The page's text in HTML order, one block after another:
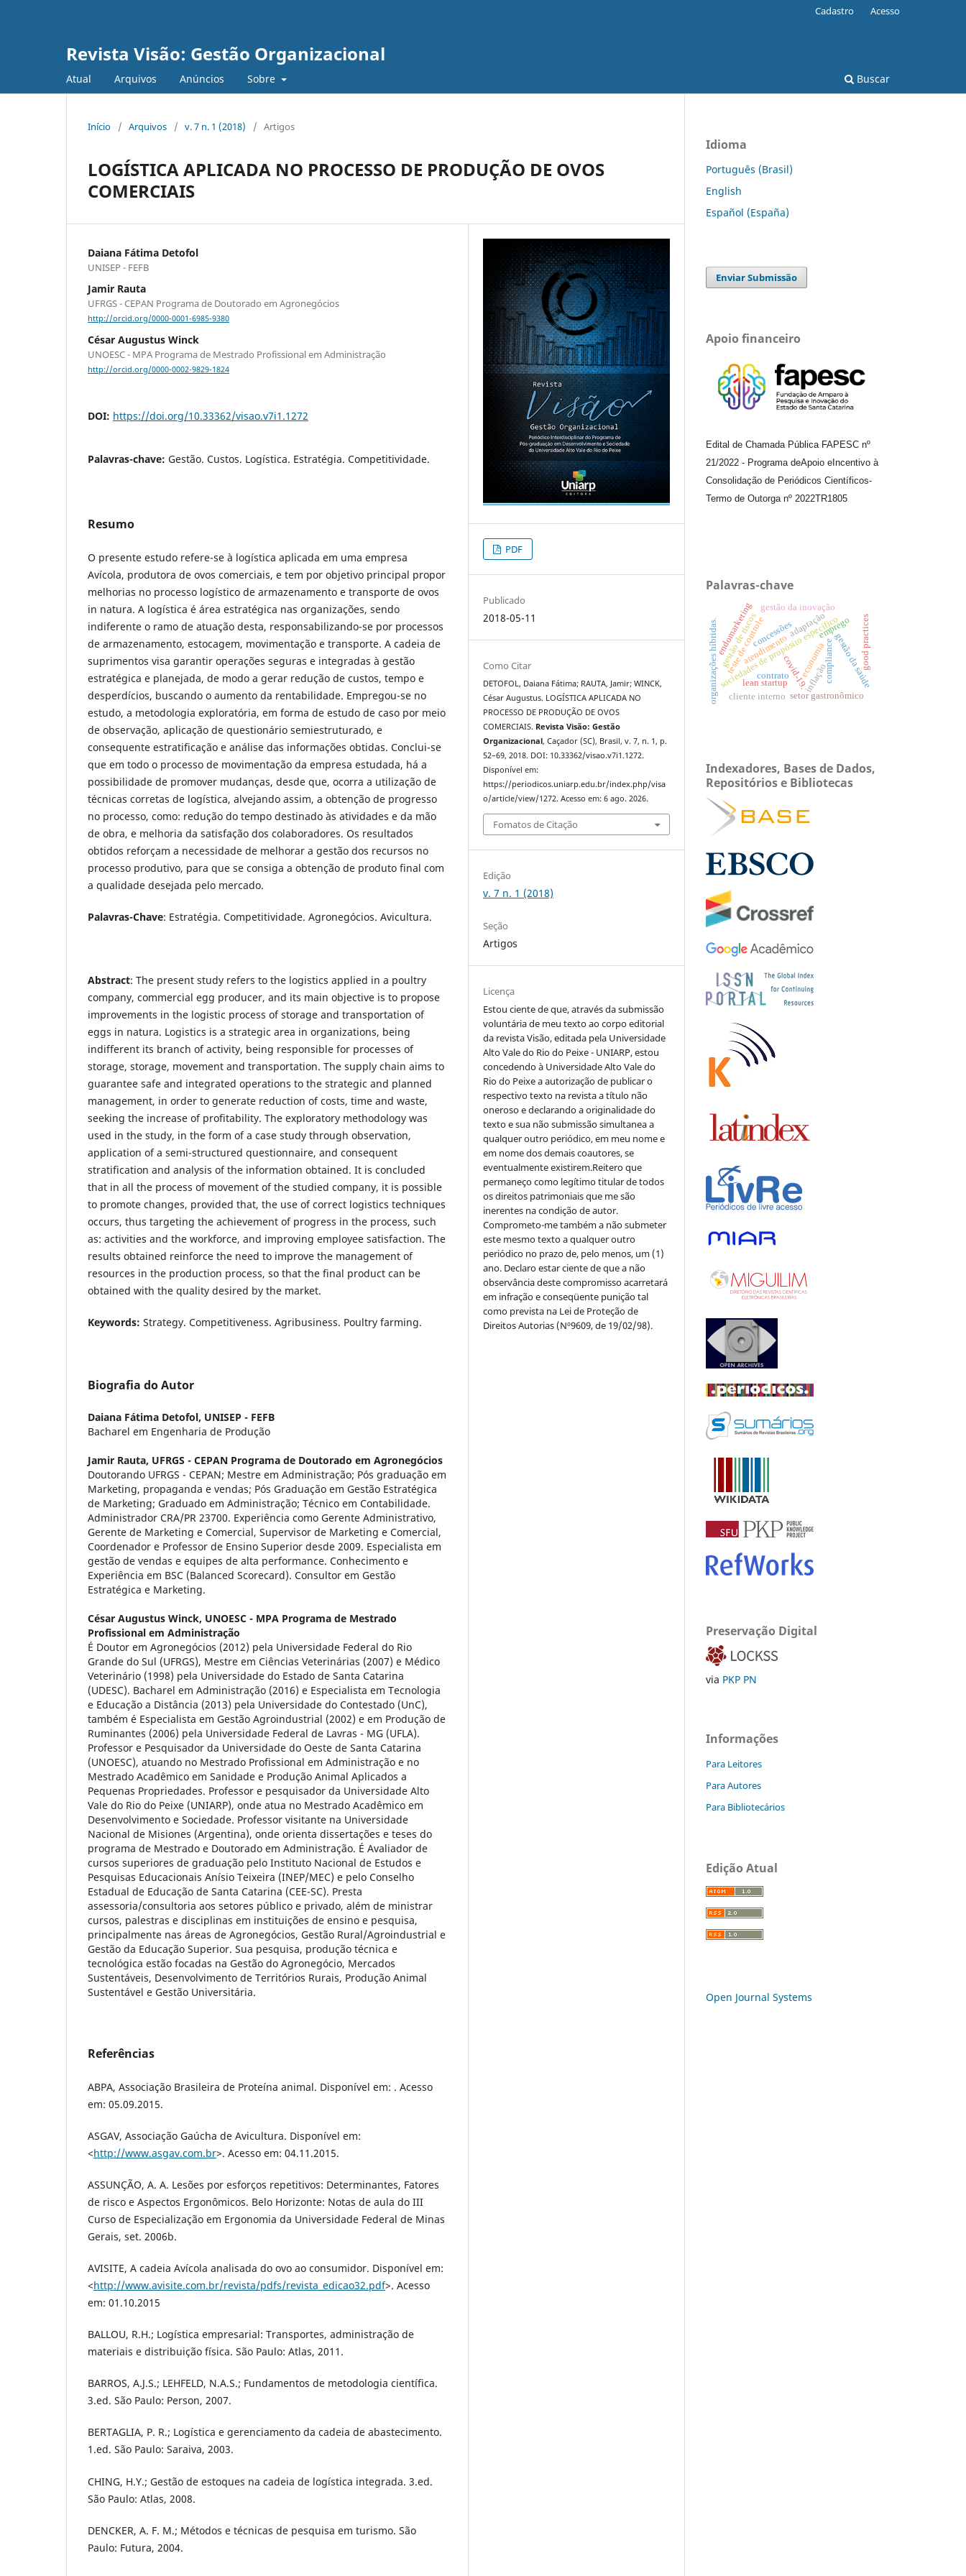
Revista Visão: Gestão Organizacional
Atual Arquivos Anúncios Sobre Buscar
Cadastro Acesso
Início / Arquivos / v. 7 n. 1 (2018) / Artigos
LOGÍSTICA APLICADA NO PROCESSO DE PRODUÇÃO DE OVOS
COMERCIAIS
Daiana Fátima Detofol
UNISEP - FEFB
Jamir Rauta
UFRGS - CEPAN Programa de Doutorado em Agronegócios
http://orcid.org/0000-0001-6985-9380
César Augustus Winck
UNOESC - MPA Programa de Mestrado Profissional em Administração
http://orcid.org/0000-0002-9829-1824
DOI: https://doi.org/10.33362/visao.v7i1.1272
Palavras-chave: Gestão. Custos. Logística. Estratégia. Competitividade.
Resumo
O presente estudo refere-se à logística aplicada em uma empresa
Avícola, produtora de ovos comerciais, e tem por objetivo principal propor
melhorias no processo logístico de armazenamento e transporte de ovos
in natura. A logística é área estratégica nas organizações, sendo
indiferente o ramo de atuação desta, responsabilizando-se por processos
de armazenamento, estocagem, movimentação e transporte. A cadeia de
suprimentos visa garantir operações seguras e integradas à gestão
estratégica e planejada, de modo a gerar redução de custos, tempo e
desperdícios, buscando o aumento da rentabilidade. Empregou-se no
estudo, a metodologia exploratória, em forma de estudo de caso por meio
de observação, aplicação de questionário semiestruturado, e
consequente estratificação e análise das informações obtidas. Conclui-se
que em todo o processo de movimentação da empresa estudada, há a
possibilidade de promover mudanças, desde que, ocorra a utilização de
técnicas corretas de logística, alvejando assim, a obtenção de progresso
no processo, como: redução do tempo destinado às atividades e da mão
de obra, e melhoria da satisfação dos colaboradores. Os resultados
obtidos reforçam a necessidade de melhorar a gestão dos recursos no
processo produtivo, para que se consiga a obtenção de produto final com
a qualidade desejada pelo mercado.
Palavras-Chave: Estratégia. Competitividade. Agronegócios. Avicultura.
Abstract: The present study refers to the logistics applied in a poultry
company, commercial egg producer, and its main objective is to propose
improvements in the logistic process of storage and transportation of
eggs in natura. Logistics is a strategic area in organizations, being
indifferent its branch of activity, being responsible for processes of
storage, storage, movement and transportation. The supply chain aims to
guarantee safe and integrated operations to the strategic and planned
management, in order to generate reduction of costs, time and waste,
seeking the increase of profitability. The exploratory methodology was
used in the study, in the form of a case study through observation,
application of a semi-structured questionnaire, and consequent
stratification and analysis of the information obtained. It is concluded
that in all the process of movement of the studied company, it is possible
to promote changes, provided that, the use of correct logistics techniques
occurs, thus targeting the achievement of progress in the process, such
as: activities and the workforce, and improving employee satisfaction. The
results obtained reinforce the need to improve the management of
resources in the production process, so that the final product can be
obtained with the quality desired by the market.
Keywords: Strategy. Competitiveness. Agribusiness. Poultry farming.
Biografia do Autor
Daiana Fátima Detofol, UNISEP - FEFB
Bacharel em Engenharia de Produção
Jamir Rauta, UFRGS - CEPAN Programa de Doutorado em Agronegócios
Doutorando UFRGS - CEPAN; Mestre em Administração; Pós graduação em
Marketing, propaganda e vendas; Pós Graduação em Gestão Estratégica
de Marketing; Graduado em Administração; Técnico em Contabilidade.
Administrador CRA/PR 23700. Experiência como Gerente Administrativo,
Gerente de Marketing e Comercial, Supervisor de Marketing e Comercial,
Coordenador e Professor de Ensino Superior desde 2009. Especialista em
gestão de vendas e equipes de alta performance. Conhecimento e
Experiência em BSC (Balanced Scorecard). Consultor em Gestão
Estratégica e Marketing.
César Augustus Winck, UNOESC - MPA Programa de Mestrado
Profissional em Administração
É Doutor em Agronegócios (2012) pela Universidade Federal do Rio
Grande do Sul (UFRGS), Mestre em Ciências Veterinárias (2007) e Médico
Veterinário (1998) pela Universidade do Estado de Santa Catarina
(UDESC). Bacharel em Administração (2016) e Especialista em Tecnologia
e Educação a Distância (2013) pela Universidade do Contestado (UnC),
também é Especialista em Gestão Agroindustrial (2002) e em Produção de
Ruminantes (2006) pela Universidade Federal de Lavras - MG (UFLA).
Professor e Pesquisador da Universidade do Oeste de Santa Catarina
(UNOESC), atuando no Mestrado Profissional em Administração e no
Mestrado Acadêmico em Sanidade e Produção Animal Aplicados a
Pequenas Propriedades. Professor e pesquisador da Universidade Alto
Vale do Rio do Peixe (UNIARP), onde atua no Mestrado Acadêmico em
Desenvolvimento e Sociedade. Professor visitante na Universidade
Nacional de Misiones (Argentina), onde orienta dissertações e teses do
programa de Mestrado e Doutorado em Administração. É Avaliador de
cursos superiores de graduação pelo Instituto Nacional de Estudos e
Pesquisas Educacionais Anísio Teixeira (INEP/MEC) e pelo Conselho
Estadual de Educação de Santa Catarina (CEE-SC). Presta
assessoria/consultoria aos setores público e privado, além de ministrar
cursos, palestras e disciplinas em instituições de ensino e pesquisa,
principalmente nas áreas de Agronegócios, Gestão Rural/Agroindustrial e
Gestão da Educação Superior. Sua pesquisa, produção técnica e
tecnológica estão focadas na Gestão do Agronegócio, Mercados
Sustentáveis, Desenvolvimento de Territórios Rurais, Produção Animal
Sustentável e Gestão Universitária.
Referências
ABPA, Associação Brasileira de Proteína animal. Disponível em: . Acesso
em: 05.09.2015.
ASGAV, Associação Gaúcha de Avicultura. Disponível em:
<http://www.asgav.com.br>. Acesso em: 04.11.2015.
ASSUNÇÃO, A. A. Lesões por esforços repetitivos: Determinantes, Fatores
de risco e Aspectos Ergonômicos. Belo Horizonte: Notas de aula do III
Curso de Especialização em Ergonomia da Universidade Federal de Minas
Gerais, set. 2006b.
AVISITE, A cadeia Avícola analisada do ovo ao consumidor. Disponível em:
<http://www.avisite.com.br/revista/pdfs/revista_edicao32.pdf>. Acesso
em: 01.10.2015
BALLOU, R.H.; Logística empresarial: Transportes, administração de
materiais e distribuição física. São Paulo: Atlas, 2011.
BARROS, A.J.S.; LEHFELD, N.A.S.; Fundamentos de metodologia científica.
3.ed. São Paulo: Person, 2007.
BERTAGLIA, P. R.; Logística e gerenciamento da cadeia de abastecimento.
1.ed. São Paulo: Saraiva, 2003.
CHING, H.Y.; Gestão de estoques na cadeia de logística integrada. 3.ed.
São Paulo: Atlas, 2008.
DENCKER, A. F. M.; Métodos e técnicas de pesquisa em turismo. São
Paulo: Futura, 2004.
PDF
Publicado
2018-05-11
Como Citar
DETOFOL, Daiana Fátima; RAUTA, Jamir; WINCK,
César Augustus. LOGÍSTICA APLICADA NO
PROCESSO DE PRODUÇÃO DE OVOS
COMERCIAIS. Revista Visão: Gestão
Organizacional, Caçador (SC), Brasil, v. 7, n. 1, p.
52–69, 2018. DOI: 10.33362/visao.v7i1.1272.
Disponível em:
https://periodicos.uniarp.edu.br/index.php/visa
o/article/view/1272. Acesso em: 6 ago. 2026.
Fomatos de Citação
Edição
v. 7 n. 1 (2018)
Seção
Artigos
Licença
Estou ciente de que, através da submissão
voluntária de meu texto ao corpo editorial
da revista Visão, editada pela Universidade
Alto Vale do Rio do Peixe - UNIARP, estou
concedendo à Universidade Alto Vale do
Rio do Peixe a autorização de publicar o
respectivo texto na revista a título não
oneroso e declarando a originalidade do
texto e sua não submissão simultanea a
qualquer outro periódico, em meu nome e
em nome dos demais coautores, se
eventualmente existirem.Reitero que
permaneço como legítimo titular de todos
os direitos patrimoniais que me são
inerentes na condição de autor.
Comprometo-me também a não submeter
este mesmo texto a qualquer outro
periódico no prazo de, pelo menos, um (1)
ano. Declaro estar ciente de que a não
observância deste compromisso acarretará
em infração e conseqüente punição tal
como prevista na Lei de Proteção de
Direitos Autorias (Nº9609, de 19/02/98).
Idioma
Português (Brasil)
English
Español (España)
Enviar Submissão
Apoio financeiro
Edital de Chamada Pública FAPESC nº
21/2022 - Programa deApoio e Incentivo à
Consolidação de Periódicos Científicos-
Termo de Outorga nº 2022TR1805
Palavras-chave
covid-19.
concessões
sociedades de propósito específico
organizações híbridas.teste de controle
gestão de riscos compliance
lean startup
gestão da inovação
setor gastronômico
adaptação
gestão da saúde
atendimento economia
endomarketing good practices
emprego
contrato inflação
cliente interno
Indexadores, Bases de Dados,
Repositórios e Bibliotecas
Preservação Digital
via PKP PN
Informações
Para Leitores
Para Autores
Para Bibliotecários
Edição Atual
Open Journal Systems